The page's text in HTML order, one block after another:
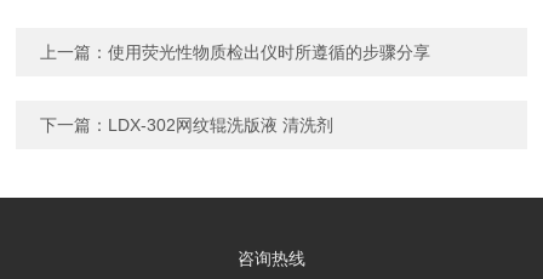
上一篇：使用荧光性物质检出仪时所遵循的步骤分享
下一篇： LDX-302网纹辊洗版液 清洗剂
咨询热线